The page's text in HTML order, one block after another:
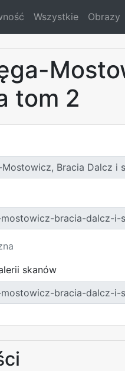
Wszystkie Obrazy
tom 2
skanów